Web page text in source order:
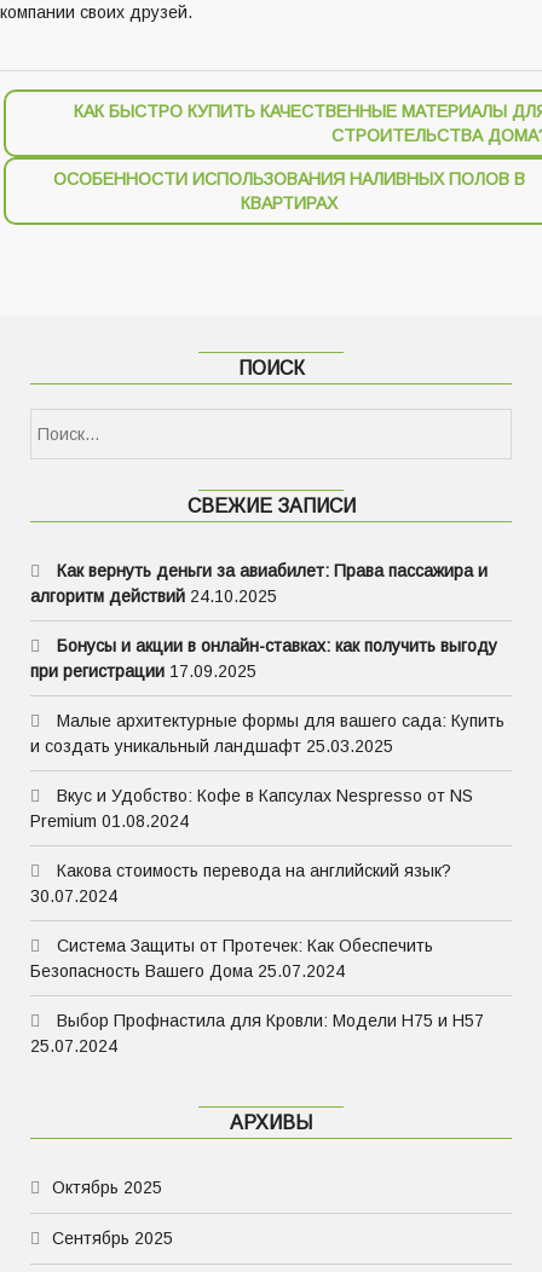
компании своих друзей.
КАК БЫСТРО КУПИТЬ КАЧЕСТВЕННЫЕ МАТЕРИАЛЫ
СТРОИТЕЛЬСТВА
ОСОБЕННОСТИ ИСПОЛЬЗОВАНИЯ НАЛИВНЫХ ПОЛОВ В
КВАРТИРАХ
ПОИСК
СВЕЖИЕ ЗАПИСИ
Как вернуть деньги за авиабилет: Права пассажира и
алгоритм действий 24.10.2025
Бонусы и акции в онлайн-ставках: как получить выгоду
при регистрации 17.09.2025
Малые архитектурные формы для вашего сада: Купить
и создать уникальный ландшафт 25.03.2025
Вкус и Удобство: Кофе в Капсулах Nespresso от NS
Premium 01.08.2024
Какова стоимость перевода на английский язык?
30.07.2024
Система Защиты от Протечек: Как Обеспечить
Безопасность Вашего Дома 25.07.2024
Выбор Профнастила для Кровли: Модели Н75 и Н57
25.07.2024
АРХИВЫ
Октябрь 2025
Сентябрь 2025